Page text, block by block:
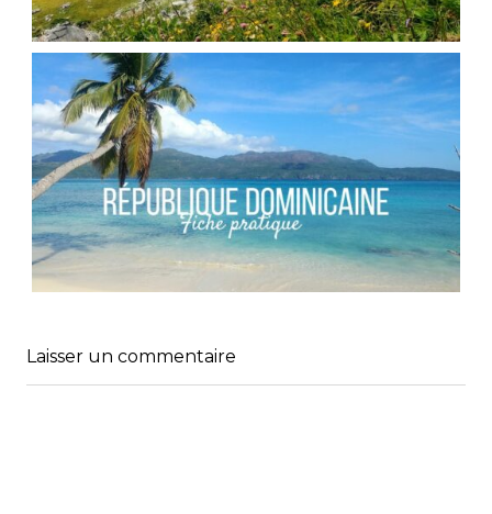
FRANCE // RANDONNÉE AU COL DES PORTES
D’OCHE
Audrey Blog,Europe
RÉPUBLIQUE DOMINICAINE // FICHE
Laisser un commentaire